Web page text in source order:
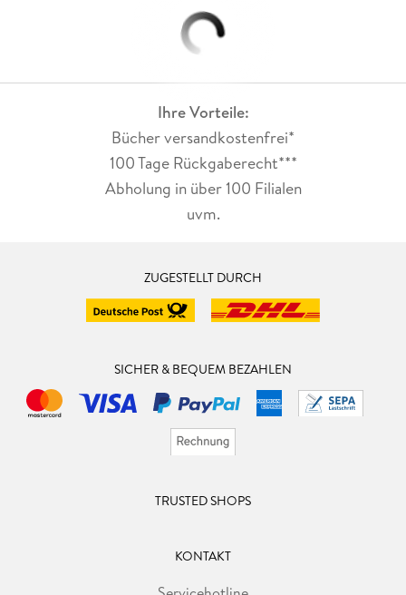
Ihre Vorteile:
Bücher versandkostenfrei*
100 Tage Rückgaberecht***
Abholung in über 100 Filialen
uvm.
ZUGESTELLT DURCH
SICHER & BEQUEM BEZAHLEN
TRUSTED SHOPS
KONTAKT